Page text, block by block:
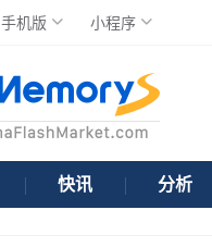
手机版 小程序
快讯 分析